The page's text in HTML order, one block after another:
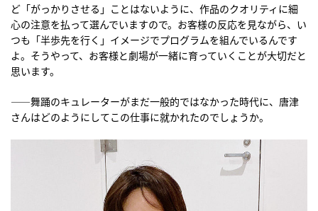
ど「がっかりさせる」ことはないように、作品のクオリティに細
心の注意を払って選んでいますので。お客様の反応を見ながら、い
つも「半歩先を行く」イメージでプログラムを組んでいるんです
よ。そうやって、お客様と劇場が一緒に育っていくことが大切だと
思います。
――舞踊のキュレーターがまだ一般的ではなかった時代に、唐津
さんはどのようにしてこの仕事に就かれたのでしょうか。